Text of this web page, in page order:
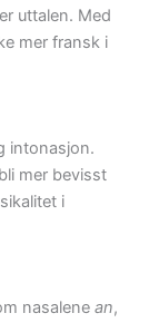
uttalen. Med
mer fransk i
intonasjon.
mer bevisst
i
nasalenean,